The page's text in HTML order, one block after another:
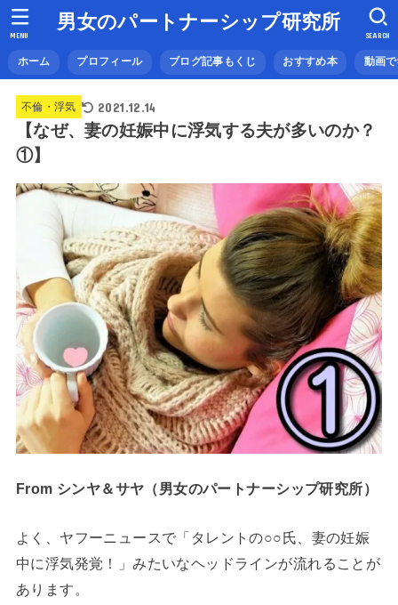
男女のパートナーシップ研究所
ホーム プロフィール ブログ記事もくじ おすすめ本 動画
SEARCH
MENU
不倫・浮気 2021.12.14
【なぜ、妻の妊娠中に浮気する夫が多いのか？
①】
From シンヤ＆サヤ（男女のパートナーシップ研究所）
よく、ヤフーニュースで「タレントの○○氏、妻の妊娠
中に浮気発覚！」みたいなヘッドラインが流れることが
あります。